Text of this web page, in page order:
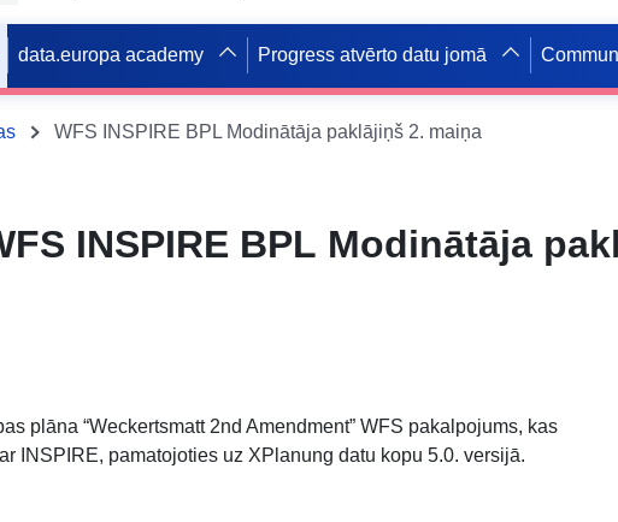
data.europa academy Progress atvērto datu jomā
WFS INSPIRE BPL Modinātāja paklājiņš 2. maiņa
INSPIRE BPL Modinātāja
plāna “Weckertsmatt 2nd Amendment” WFS pakalpojums, kas
INSPIRE, pamatojoties uz XPlanung datu kopu 5.0. versijā.